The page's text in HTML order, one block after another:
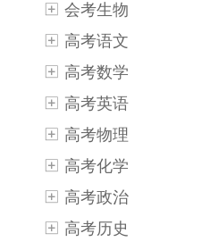
会考生物
高考语文
高考数学
高考英语
高考物理
高考化学
高考政治
高考历史